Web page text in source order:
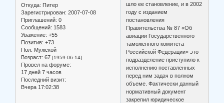
Откуда: Питер
Зарегистрирован: 2007-07-08
Приглашений: 0
Сообщений: 1583
Уважение: +55
Позитив: +73
Пол: Мужской
Возраст: 67 [1959-06-14]
Провел на форуме:
17 дней 7 часов
Последний визит:
Вчера 17:02:38
шло ее становление, и в 2002
году с изданием
постановления
Правительства № 87 «Об
авиации Государственного
таможенного комитета
Российской Федерации» это
подразделение приступило к
исполнению поставленных
перед ним задач в полном
объеме. Фактически данный
нормативный документ
закрепил юридическое